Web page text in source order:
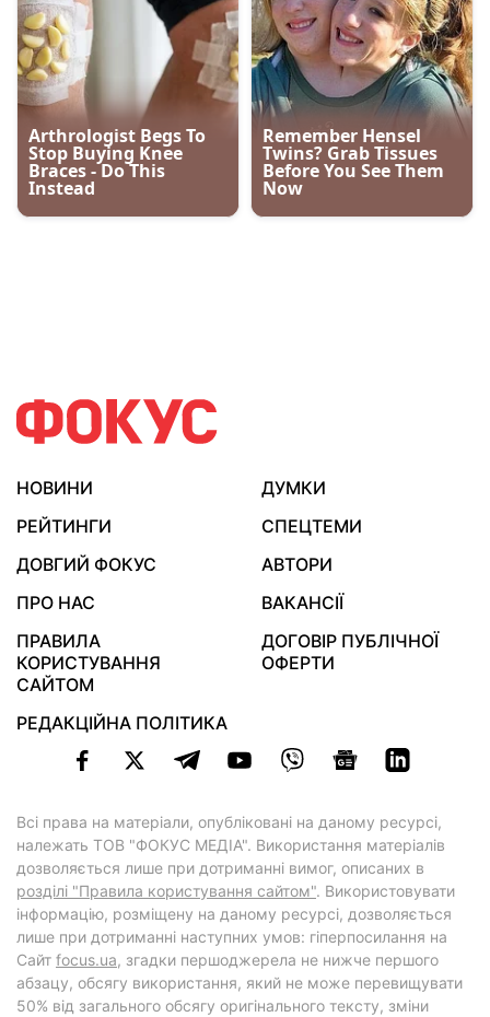
НОВИНИ
ДУМКИ
РЕЙТИНГИ
СПЕЦТЕМИ
ДОВГИЙ ФОКУС
АВТОРИ
ПРО НАС
ВАКАНСІЇ
ПРАВИЛА
КОРИСТУВАННЯ
САЙТОМ
ДОГОВІР ПУБЛІЧНОЇ
ОФЕРТИ
РЕДАКЦІЙНА ПОЛІТИКА
Всі права на матеріали, опубліковані на даному ресурсі,
належать ТОВ "ФОКУС МЕДІА". Використання матеріалів
дозволяється лише при дотриманні вимог, описаних в
розділі "Правила користування сайтом". Використовувати
інформацію, розміщену на даному ресурсі, дозволяється
лише при дотриманні наступних умов: гіперпосилання на
Cайт focus.ua, згадки першоджерела не нижче першого
абзацу, обсягу використання, який не може перевищувати
50% від загального обсягу оригінального тексту, зміни